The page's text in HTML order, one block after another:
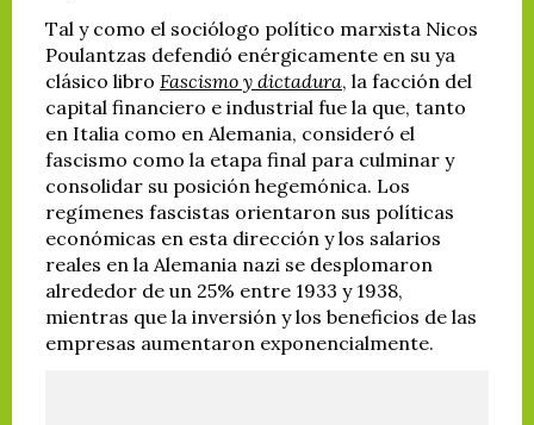
Tal y como el sociólogo político marxista Nicos
Poulantzas defendió enérgicamente en su ya
clásico libro Fascismo y dictadura, la facción del
capital financiero e industrial fue la que, tanto
en Italia como en Alemania, consideró el
fascismo como la etapa final para culminar y
consolidar su posición hegemónica. Los
regímenes fascistas orientaron sus políticas
económicas en esta dirección y los salarios
reales en la Alemania nazi se desplomaron
alrededor de un 25% entre 1933 y 1938,
mientras que la inversión y los beneficios de las
empresas aumentaron exponencialmente.